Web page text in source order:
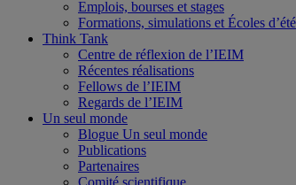
Emplois, bourses et stages
Formations, simulations et Écoles d’été
Think Tank
Centre de réflexion de l’IEIM
Récentes réalisations
Fellows de l’IEIM
Regards de l’IEIM
Un seul monde
Blogue Un seul monde
Publications
Partenaires
Comité scientifique